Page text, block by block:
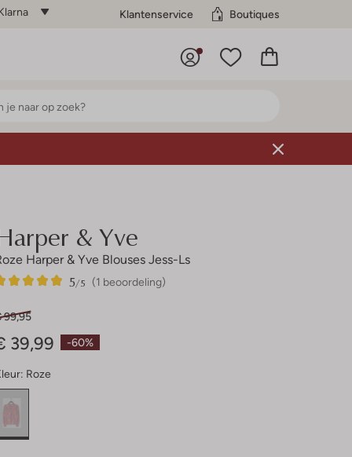
Klantenservice Boutiques
& Yve
Harper & Yve Blouses Jess-Ls
(1 beoordeling)
5/5
-60%
99,95
39,99
Roze